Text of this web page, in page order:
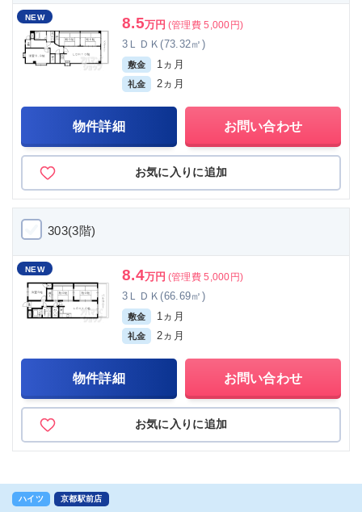
NEW 8.5万円 (管理費 5,000円)
3ＬＤＫ(73.32㎡)
敷金 1ヵ月
礼金 2ヵ月
物件詳細 お問い合わせ
お気に入りに追加
303(3階)
NEW 8.4万円 (管理費 5,000円)
3ＬＤＫ(66.69㎡)
敷金 1ヵ月
礼金 2ヵ月
物件詳細 お問い合わせ
お気に入りに追加
ハイツ 京都駅前店